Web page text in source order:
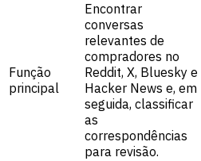
Função
principal
Encontrar
conversas
relevantes de
compradores no
Reddit, X, Bluesky e
Hacker News e, em
seguida, classificar
as
correspondências
para revisão.